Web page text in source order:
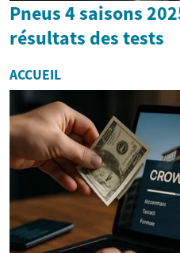
Pneus 4 saisons
résultats des tests
ACCUEIL